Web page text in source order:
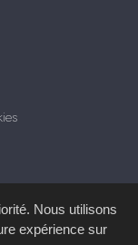
Nous utilisons
expérience sur